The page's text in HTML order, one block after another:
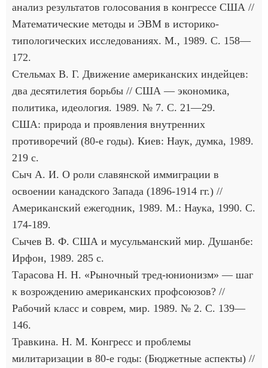
анализ результатов голосования в конгрессе США //
Математические методы и ЭВМ в историко-
типологических исследованиях. М., 1989. С. 158—
172.
Стельмах В. Г. Движение американских индейцев:
два десятилетия борьбы // США — экономика,
политика, идеология. 1989. № 7. С. 21—29.
США: природа и проявления внутренних
противоречий (80-е годы). Киев: Наук, думка, 1989.
219 с.
Сыч А. И. О роли славянской иммиграции в
освоении канадского Запада (1896-1914 гг.) //
Американский ежегодник, 1989. М.: Наука, 1990. С.
174-189.
Сычев В. Ф. США и мусульманский мир. Душанбе:
Ирфон, 1989. 285 с.
Тарасова Н. Н. «Рыночный тред-юнионизм» — шаг
к возрождению американских профсоюзов? //
Рабочий класс и соврем, мир. 1989. № 2. С. 139—
146.
Травкина. Н. М. Конгресс и проблемы
милитаризации в 80-е годы: (Бюджетные аспекты) //